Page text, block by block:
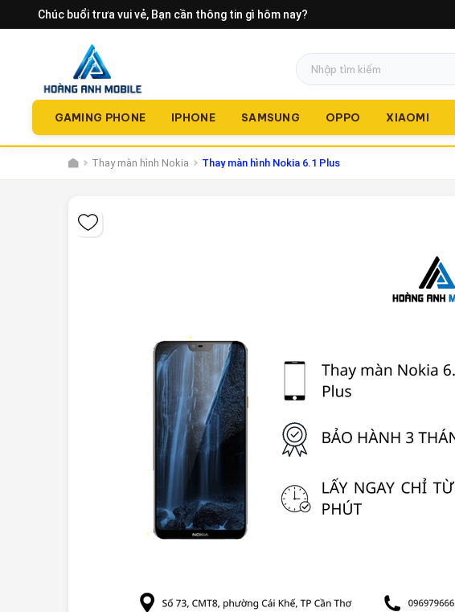
Chúc buổi trưa vui vẻ, Bạn cần thông tin gì hôm nay?
GAMING PHONE IPHONE SAMSUNG OPPO XIAOMI
Thay màn hình Nokia Thay màn hình Nokia 6.1 Plus